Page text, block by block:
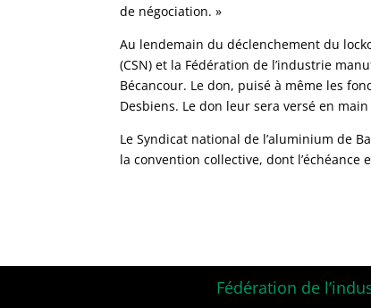
de négociation. »
Au lendemain du déclenchement du
(CSN) et la Fédération de l’industrie
Bécancour. Le don, puisé à même les
Desbiens. Le don leur sera versé en
Le Syndicat national de l’aluminium de
la convention collective, dont l’échéance
Fédération de